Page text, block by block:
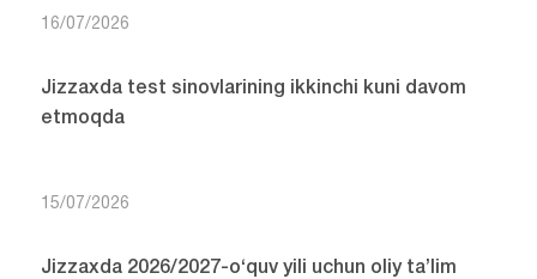
16/07/2026
Jizzaxda test sinovlarining ikkinchi kuni davom
etmoqda
15/07/2026
Jizzaxda 2026/2027-o‘quv yili uchun oliy ta’lim